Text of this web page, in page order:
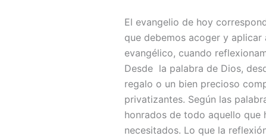
El evangelio de hoy
que debemos acoger y
evangélico, cuando
Desde la palabra de Dios,
regalo o un bien precioso
privatizantes. Según las
honrados de todo aquello que
necesitados. Lo que la